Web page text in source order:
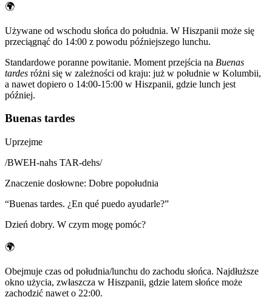
🌍
Używane od wschodu słońca do południa. W Hiszpanii może się
przeciągnąć do 14:00 z powodu późniejszego lunchu.
Standardowe poranne powitanie. Moment przejścia na Buenas
tardes różni się w zależności od kraju: już w południe w Kolumbii,
a nawet dopiero o 14:00-15:00 w Hiszpanii, gdzie lunch jest
później.
Buenas tardes
Uprzejme
/BWEH-nahs TAR-dehs/
Znaczenie dosłowne: Dobre popołudnia
“Buenas tardes. ¿En qué puedo ayudarle?”
Dzień dobry. W czym mogę pomóc?
🌍
Obejmuje czas od południa/lunchu do zachodu słońca. Najdłuższe
okno użycia, zwłaszcza w Hiszpanii, gdzie latem słońce może
zachodzić nawet o 22:00.